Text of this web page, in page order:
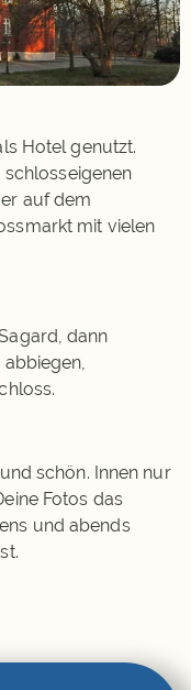
Hotel genutzt.
schlosseigenen
auf dem
mit vielen
dann
abbiegen,
schön. Innen nur
Fotos das
und abends